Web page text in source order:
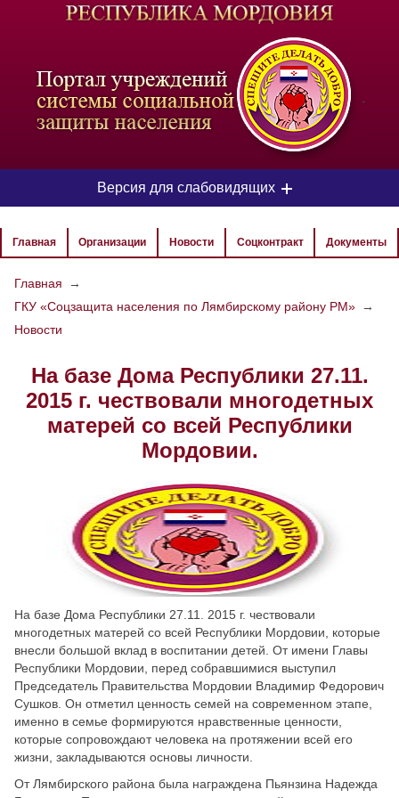
-
Версия для слабовидящих
ЦВЕТОВАЯ СХЕМА
РАЗМЕР ТЕКСТА
ИЗОБРАЖЕНИЯ
Скрыть Ч/б
Главная Организации Новости Соцконтракт Документы
Главная
→
ГКУ «Соцзащита населения по Лямбирскому району РМ» →
Новости
На базе Дома Республики 27.11.
2015 г. чествовали многодетных
матерей со всей Республики
Мордовии.
На базе Дома Республики 27.11. 2015 г. чествовали
многодетных матерей со всей Республики Мордовии, которые
внесли большой вклад в воспитании детей. От имени Главы
Республики Мордовии, перед собравшимися выступил
Председатель Правительства Мордовии Владимир Федорович
Сушков. Он отметил ценность семей на современном этапе,
именно в семье формируются нравственные ценности,
которые сопровождают человека на протяжении всей его
жизни, закладываются основы личности.
От Лямбирского района была награждена Пьянзина Надежда